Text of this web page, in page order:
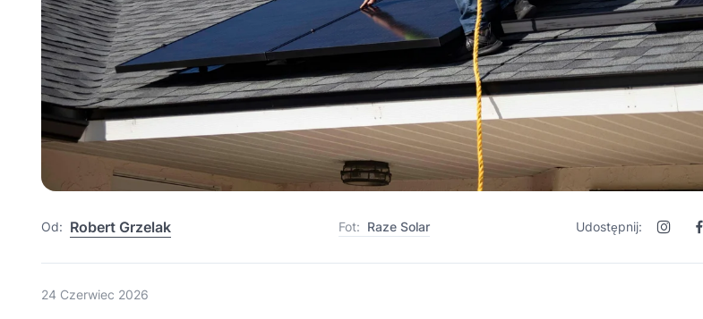
Od: Robert Grzelak Fot: Raze Solar Udostępnij:
24 Czerwiec 2026